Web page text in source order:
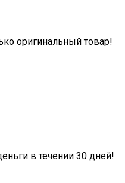
оригинальный товар!
в течении 30 дней!